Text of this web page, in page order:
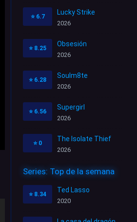
⭐ 6.7
Lucky Strike
2026
⭐ 8.25
Obsesión
2026
⭐ 6.28
Soulm8te
2026
⭐ 6.56
Supergirl
2026
⭐ 0
The Isolate Thief
2026
Series: Top de la semana
⭐ 8.34
Ted Lasso
2020